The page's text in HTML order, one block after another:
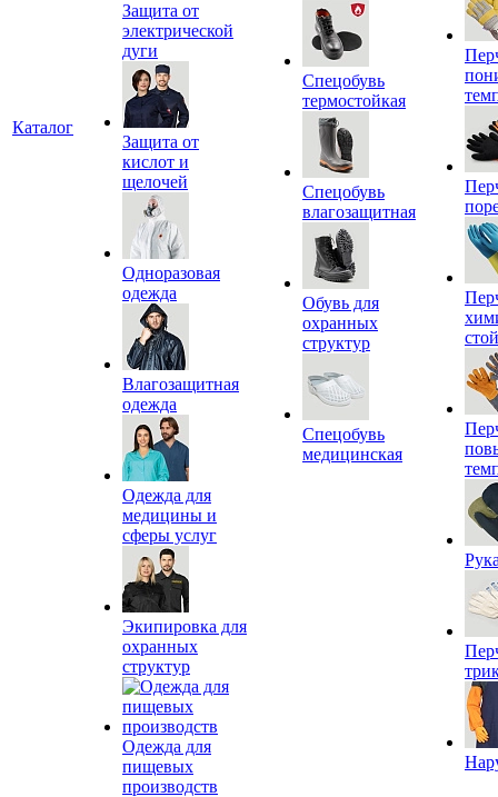
Каталог
Защита от
электрической
дуги
Защита от
кислот и
щелочей
Одноразовая
одежда
Влагозащитная
одежда
Одежда для
медицины и
сферы услуг
Экипировка для
охранных
структур
Одежда для
пищевых
производств
Спецобувь
термостойкая
Спецобувь
влагозащитная
Обувь для
охранных
структур
Спецобувь
медицинская